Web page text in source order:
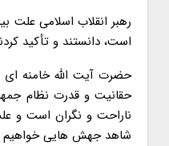
رهبر انقلاب اسلامی علت
است، دانستند و تأکید
حضرت آیت الله خامنه ای
حقانیت و قدرت نظام
ناراحت و نگران است و
شاهد جهش هایی خواهیم